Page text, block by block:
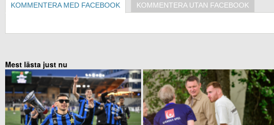
KOMMENTERA MED FACEBOOK KOMMENTERA UTAN FACEBOOK
Mest lästa just nu